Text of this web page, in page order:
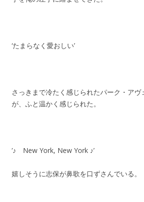
‘たまらなく愛おしい’
さっきまで冷たく感じられたパーク・ア
が、ふと温かく感じられた。
’♪ New York, New York ♪’
嬉しそうに志保が鼻歌を口ずさんでいる。